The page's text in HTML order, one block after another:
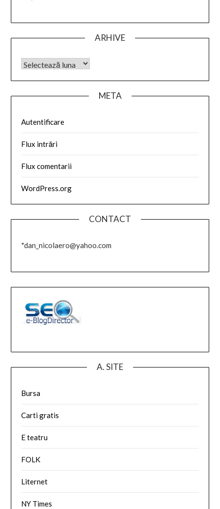
ARHIVE
META
Autentificare
Flux intrări
Flux comentarii
WordPress.org
CONTACT
*dan_nicolaero@yahoo.com
A. SITE
Bursa
Carti gratis
E teatru
FOLK
Liternet
NY Times